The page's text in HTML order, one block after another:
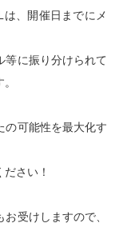
、開催日までにメ
等に振り分けられて
の可能性を最大化す
さい！
受けしますので、